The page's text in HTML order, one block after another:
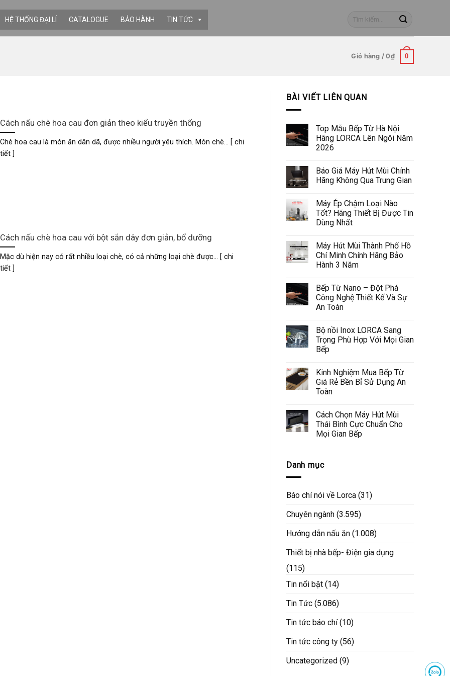
HỆ THỐNG ĐẠI LÍ CATALOGUE BẢO HÀNH TIN TỨC
Tìm
Giỏ hàng /0₫ 0
Cách nấu chè hoa cau đơn giản theo kiểu truyền thống
Chè hoa cau là món ăn dân dã, được nhiều người yêu thích. Món chè... [ chi
tiết ]
Cách nấu chè hoa cau với bột sắn dây đơn giản, bổ dưỡng
Mặc dù hiện nay có rất nhiều loại chè, có cả những loại chè được... [ chi
tiết ]
BÀI VIẾT LIÊN QUAN
Top Mẫu Bếp Từ Hà Nội
Hãng LORCA Lên Ngôi Năm
2026
Báo Giá Máy Hút Mùi Chính
Hãng Không Qua Trung Gian
Máy Ép Chậm Loại Nào
Tốt? Hãng Thiết Bị Được Tin
Dùng Nhất
Máy Hút Mùi Thành Phố Hồ
Chí Minh Chính Hãng Bảo
Hành 3 Năm
Bếp Từ Nano – Đột Phá
Công Nghệ Thiết Kế Và Sự
An Toàn
Bộ nồi Inox LORCA Sang
Trọng Phù Hợp Với Mọi Gian
Bếp
Kinh Nghiệm Mua Bếp Từ
Giá Rẻ Bền Bỉ Sử Dụng An
Toàn
Cách Chọn Máy Hút Mùi
Thái Bình Cực Chuẩn Cho
Mọi Gian Bếp
Danh mục
Báo chí nói về Lorca (31)
Chuyên ngành (3.595)
Hướng dẫn nấu ăn (1.008)
Thiết bị nhà bếp- Điện gia dụng
(115)
Tin nổi bật (14)
Tin Tức (5.086)
Tin tức báo chí(10)
Tin tức công ty (56)
Uncategorized (9)